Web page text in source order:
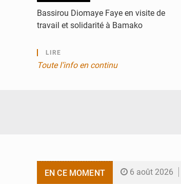
Bassirou Diomaye Faye en visite de
travail et solidarité à Bamako
LIRE
Toute l’info en continu
EN CE MOMENT 6 août 2026